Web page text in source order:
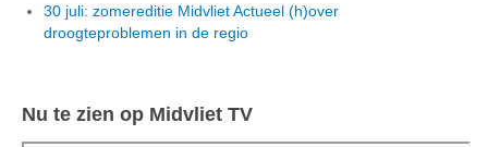
30 juli: zomereditie Midvliet Actueel (h)over
droogteproblemen in de regio
Nu te zien op Midvliet TV